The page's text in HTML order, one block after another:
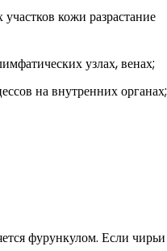
кожи разрастание
узлах, венах;
на внутренних органах;
фурункулом. Если чирьи